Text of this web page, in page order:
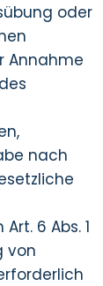
oder
Annahme
nach
6 Abs. 1
von